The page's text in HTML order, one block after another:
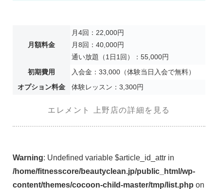
月額料金
月4回：22,000円
月8回：40,000円
通い放題（1日1回）：55,000円
初期費用
入会金：33,000（体験当日入会で無料）
オプション料金
体験レッスン：3,300円
エレメント 上野店の詳細を見る
Warning: Undefined variable $article_id_attr in
/home/fitnesscore/beautyclean.jp/public_html/wp-
content/themes/cocoon-child-master/tmp/list.php on